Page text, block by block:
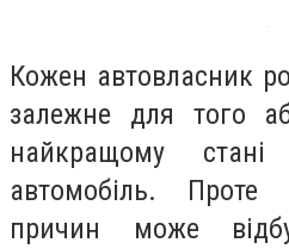
Кожен автовласник
залежне для того
найкращому
автомобіль.
причин може